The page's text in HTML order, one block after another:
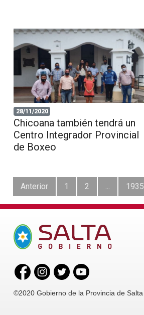
28/11/2020
Chicoana también tendrá un
Centro Integrador Provincial
de Boxeo
Anterior 1 2 ... 1935
©2020 Gobierno de la Provincia de Salta